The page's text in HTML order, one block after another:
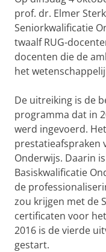
prof. dr. Elmer
Seniorkwalificatie
twaalf RUG-
docenten die de
het
De uitreiking is de
programma dat in
werd ingevoerd.
prestatieafspraken
Onderwijs. Daarin
Basiskwalificatie
de
zou krijgen met de
certificaten voor
2016 is de vierde
gestart.